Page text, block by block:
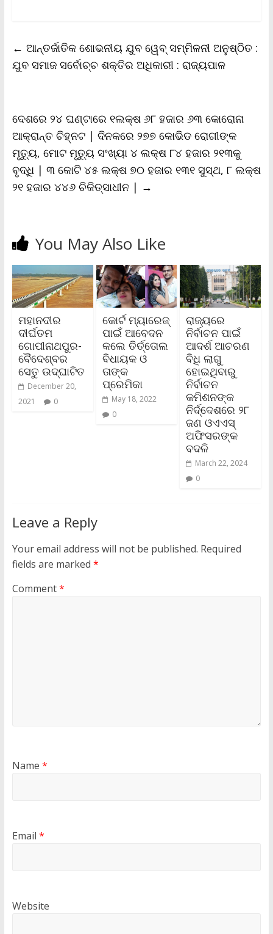
o
o
k
e
r
A
p
p
i
n
k
F
r
i
l
y
← ଆନ୍ତର୍ଜାତିକ ଶୋଭନୀୟ ଯୁବ ୱେବ୍‍ ସମ୍ମିଳନୀ ଅନୁଷ୍ଠିତ :
ଯୁବ ସମାଜ ସର୍ବୋଚ୍ଚ ଶକ୍ତିର ଅଧିକାରୀ : ରାଜ୍ୟପାଳ
ଦେଶରେ ୨୪ ଘଣ୍ଟାରେ ୧ଲକ୍ଷ ୬୮ ହଜାର ୬୩ କୋରୋନା
ଆକ୍ରାନ୍ତ ଚିହ୍ନଟ | ଦିନକରେ ୨୭୭ କୋଭିଡ ରୋଗୀଙ୍କ
ମୃତ୍ୟୁ, ମୋଟ ମୃତ୍ୟୁ ସଂଖ୍ୟା ୪ ଲକ୍ଷ ୮୪ ହଜାର ୨୧୩କୁ
ବୃଦ୍ଧି | ୩ କୋଟି ୪୫ ଲକ୍ଷ ୭୦ ହଜାର ୧୩୧ ସୁସ୍ଥ, ୮ ଲକ୍ଷ
୨୧ ହଜାର ୪୪୬ ଚିକିତ୍ସାଧୀନ | →
You May Also Like
ମହାନଦୀର
ଦୀର୍ଘତମ
ଗୋପୀନାଥପୁର-
ବୈଦେଶ୍ବର
ସେତୁ ଉଦ୍‌ଘାଟିତ
December 20,
2021
0
କୋର୍ଟ ମ୍ୟାରେଜ୍
ପାଇଁ ଆବେଦନ
କଲେ ତିର୍ତ୍ତୋଲ
ବିଧାୟକ ଓ
ତାଙ୍କ
ପ୍ରେମିକା
May 18, 2022
0
ରାଜ୍ୟରେ
ନିର୍ବାଚନ ପାଇଁ
ଆଦର୍ଶ ଆଚରଣ
ବିଧି ଲାଗୁ
ହୋଇଥିବାରୁ
ନିର୍ବାଚନ
କମିଶନଙ୍କ
ନିର୍ଦ୍ଦେଶରେ ୨୮
ଜଣ ଓଏଏସ୍
ଅଫିସରଙ୍କ
ବଦଳି
March 22, 2024
0
Leave a Reply
Your email address will not be published. Required
fields are marked *
Comment*
Name *
Email *
Website